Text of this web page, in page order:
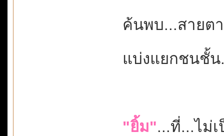
ค้นพบ...สายต
แบ่งแยกชนชั้น
"ยิ้ม"...ที่...ไม่